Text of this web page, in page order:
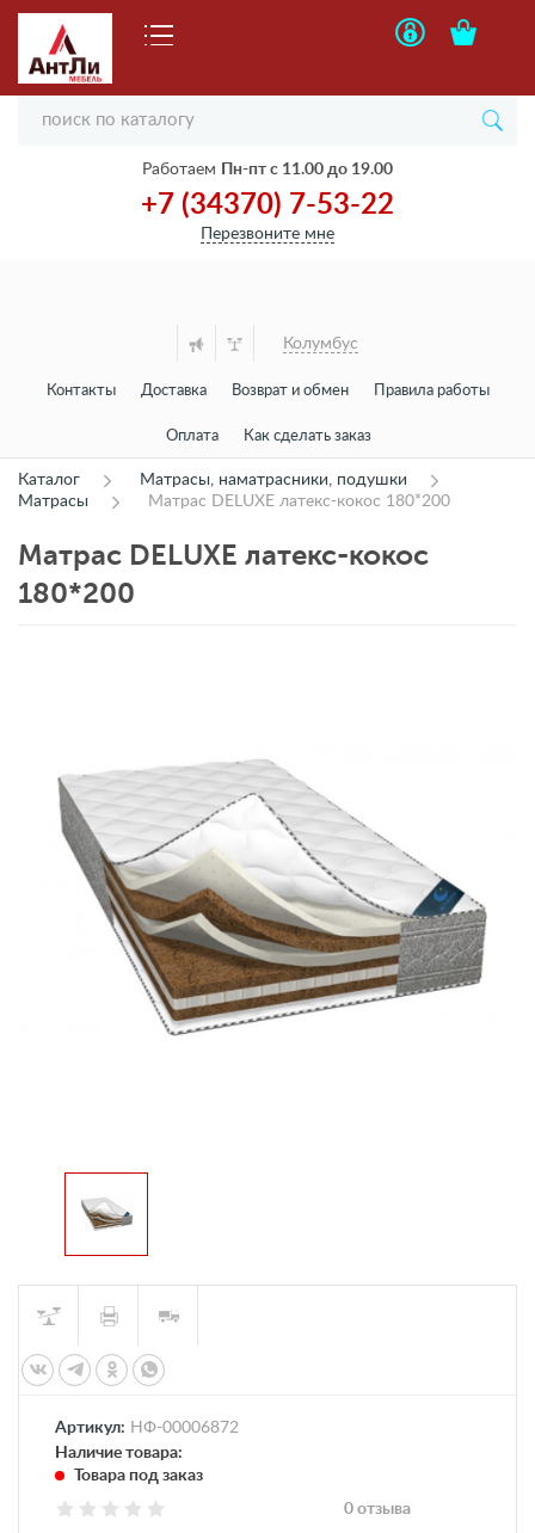
Работаем Пн-пт с 11.00 до 19.00
+7 (34370) 7-53-22
Перезвоните мне
Колумбус
Контакты Доставка Возврат и обмен Правила работы
Оплата Как сделать заказ
Каталог
Матрасы, наматрасники, подушки
Матрасы
Матрас DELUXE латекс-кокос 180*200
Матрас DELUXE латекс-кокос
180*200
Артикул: НФ-00006872
Наличие товара:
Товара под заказ
0 отзыва